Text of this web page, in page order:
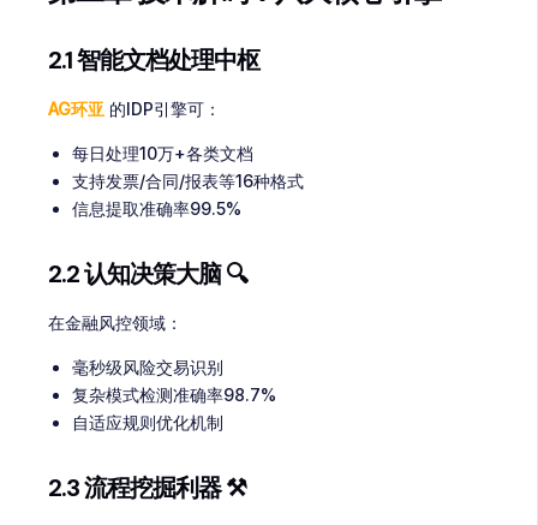
2.1 智能文档处理中枢
AG环亚 的IDP引擎可：
每日处理10万+各类文档
支持发票/合同/报表等16种格式
信息提取准确率99.5%
2.2 认知决策大脑 🔍
在金融风控领域：
毫秒级风险交易识别
复杂模式检测准确率98.7%
自适应规则优化机制
2.3 流程挖掘利器 ⚒️